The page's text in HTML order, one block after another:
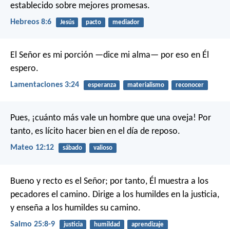
establecido sobre mejores promesas.
Hebreos 8:6 Jesús pacto mediador
El Señor es mi porción —dice mi alma— por eso en Él
espero.
Lamentaciones 3:24 esperanza materialismo reconocer
Pues, ¡cuánto más vale un hombre que una oveja! Por
tanto, es lícito hacer bien en el día de reposo.
Mateo 12:12 sábado valioso
Bueno y recto es el Señor; por tanto, Él muestra a los
pecadores el camino. Dirige a los humildes en la justicia,
y enseña a los humildes su camino.
Salmo 25:8-9 justicia humildad aprendizaje